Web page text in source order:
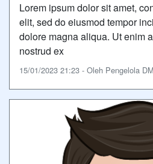
Lorem ipsum dolor sit amet,
elit, sed do eiusmod tempor
dolore magna aliqua. Ut enim
nostrud ex
15/01/2023 21:23 - Oleh Pengelola